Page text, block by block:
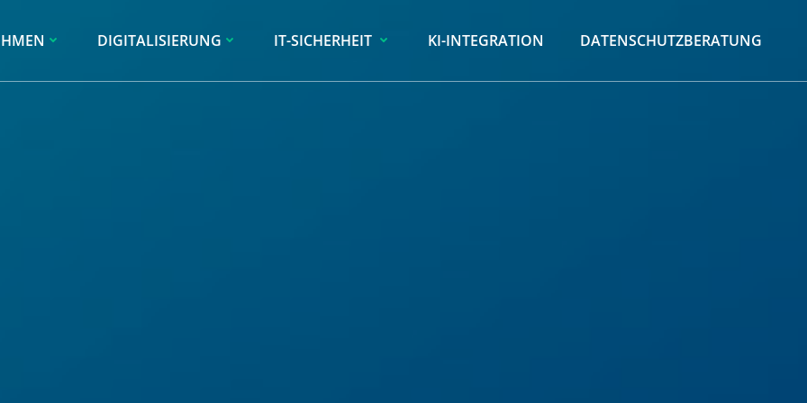
DIGITALISIERUNG IT-SICHERHEIT KI-INTEGRATION DATENSCHUTZBERATUNG